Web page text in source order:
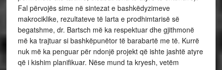
Fal përvojës sime në sintezat e bashkëdyzimeve
makrociklike, rezultateve të larta e prodhimtarisë së
begatshme, dr. Bartsch më ka respektuar dhe gjithmonë
më ka trajtuar si bashkëpunëtor të barabartë me të. Kurrë
nuk më ka penguar për ndonjë projekt që ishte jashtë atyre
që i kishim planifikuar. Nëse mund ta kryesh, vetëm